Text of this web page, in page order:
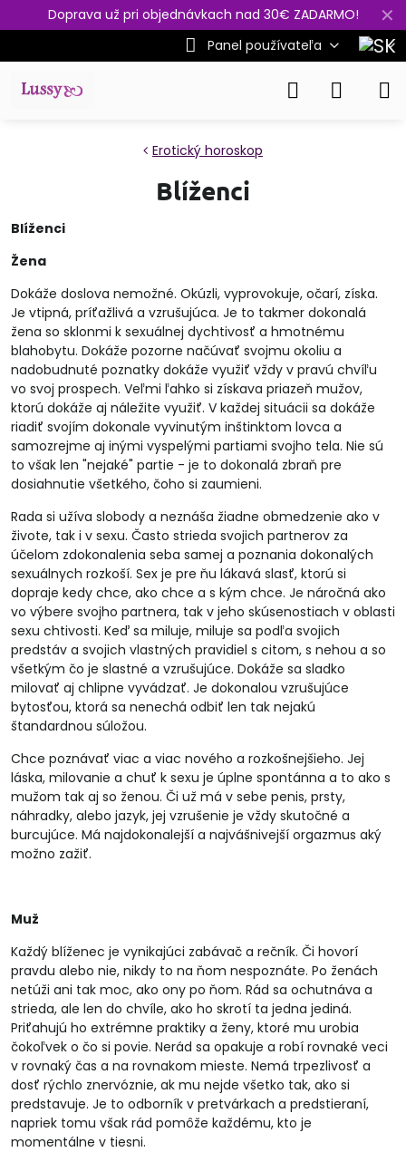
✕
Doprava už pri objednávkach nad 30€ ZADARMO!
Panel používateľa
Erotický horoskop
Blíženci
Blíženci
Žena
Dokáže doslova nemožné. Okúzli, vyprovokuje, očarí, získa.
Je vtipná, príťažlivá a vzrušujúca. Je to takmer dokonalá
žena so sklonmi k sexuálnej dychtivosť a hmotnému
blahobytu. Dokáže pozorne načúvať svojmu okoliu a
nadobudnuté poznatky dokáže využiť vždy v pravú chvíľu
vo svoj prospech. Veľmi ľahko si získava priazeň mužov,
ktorú dokáže aj náležite využiť. V každej situácii sa dokáže
riadiť svojím dokonale vyvinutým inštinktom lovca a
samozrejme aj inými vyspelými partiami svojho tela. Nie sú
to však len "nejaké" partie - je to dokonalá zbraň pre
dosiahnutie všetkého, čoho si zaumieni.
Rada si užíva slobody a neznáša žiadne obmedzenie ako v
živote, tak i v sexu. Často strieda svojich partnerov za
účelom zdokonalenia seba samej a poznania dokonalých
sexuálnych rozkoší. Sex je pre ňu lákavá slasť, ktorú si
dopraje kedy chce, ako chce a s kým chce. Je náročná ako
vo výbere svojho partnera, tak v jeho skúsenostiach v oblasti
sexu chtivosti. Keď sa miluje, miluje sa podľa svojich
predstáv a svojich vlastných pravidiel s citom, s nehou a so
všetkým čo je slastné a vzrušujúce. Dokáže sa sladko
milovať aj chlipne vyvádzať. Je dokonalou vzrušujúce
bytosťou, ktorá sa nenechá odbiť len tak nejakú
štandardnou súložou.
Chce poznávať viac a viac nového a rozkošnejšieho. Jej
láska, milovanie a chuť k sexu je úplne spontánna a to ako s
mužom tak aj so ženou. Či už má v sebe penis, prsty,
náhradky, alebo jazyk, jej vzrušenie je vždy skutočné a
burcujúce. Má najdokonalejší a najvášnivejší orgazmus aký
možno zažiť.
Muž
Každý blíženec je vynikajúci zabávač a rečník. Či hovorí
pravdu alebo nie, nikdy to na ňom nespoznáte. Po ženách
netúži ani tak moc, ako ony po ňom. Rád sa ochutnáva a
strieda, ale len do chvíle, ako ho skrotí ta jedna jediná.
Priťahujú ho extrémne praktiky a ženy, ktoré mu urobia
čokoľvek o čo si povie. Nerád sa opakuje a robí rovnaké veci
v rovnaký čas a na rovnakom mieste. Nemá trpezlivosť a
dosť rýchlo znervóznie, ak mu nejde všetko tak, ako si
predstavuje. Je to odborník v pretvárkach a predstieraní,
napriek tomu však rád pomôže každému, kto je
momentálne v tiesni.